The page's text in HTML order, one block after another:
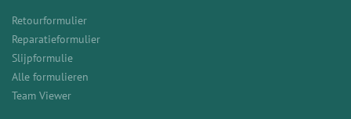
Retourformulier
Reparatieformulier
Slijpformulie
Alle formulieren
Team Viewer